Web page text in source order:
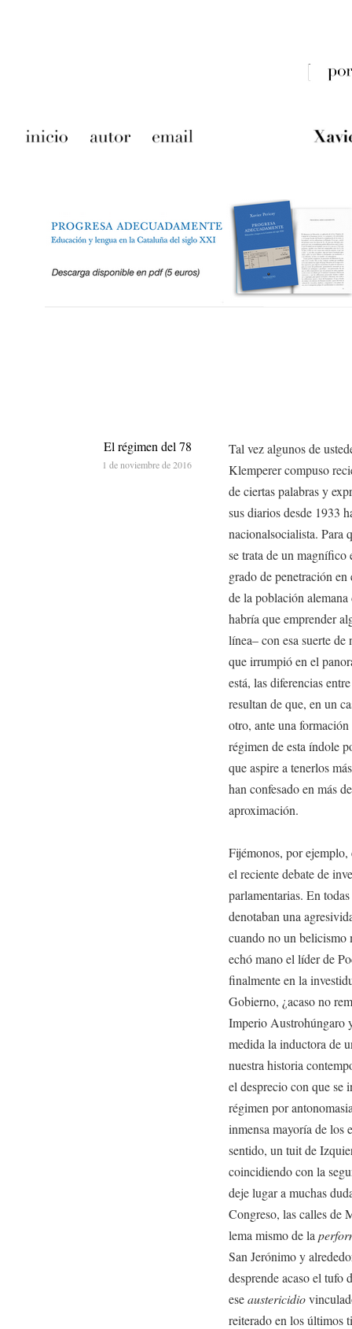
Tal vez algunos de
Klemperer compuso
de ciertas palabras y
sus diarios desde 1933
nacionalsocialista. Para
se trata de un magnífico
grado de penetración
de la población
habría que emprender
línea– con esa suerte
que irrumpió en el
está, las diferencias
resultan de que, en un
otro, ante una
régimen de esta índole
que aspire a tenerlos
han confesado en más
aproximación.
Fijémonos, por ejemplo,
el reciente debate de
parlamentarias. En
denotaban una
cuando no un
echó mano el líder de
finalmente en la
Gobierno, ¿acaso no
Imperio Austrohúngaro
medida la inductora de
nuestra historia
el desprecio con que se
régimen por
inmensa mayoría de los
sentido, un tuit de
coincidiendo con la
deje lugar a muchas
Congreso, las calles de
lema mismo de la
San Jerónimo y
desprende acaso el tufo
eseaustericidio
reiterado en los últimos
El régimen del 78
1 de noviembre de 2016